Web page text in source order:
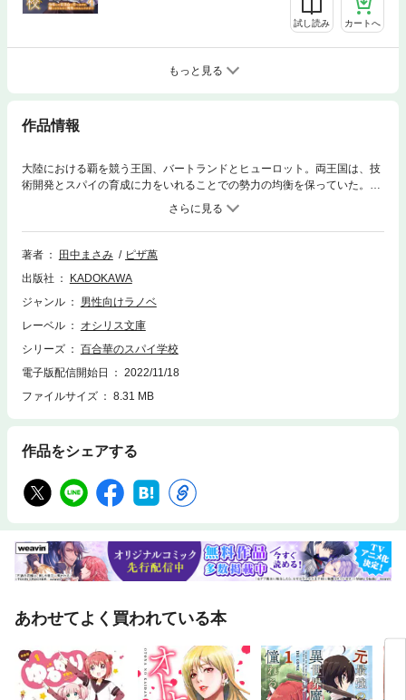
試し読み カートへ
もっと見る
作品情報
大陸における覇を競う王国、バートランドとヒューロット。両王国は、技
術開発とスパイの育成に力をいれることでの勢力の均衡を保っていた。セ
シリア・フィリスは、そんなバートランドの名門スパイ学校に合格した女
子学生だ。憧れている伝説のスパイのように活躍する日を夢見て入学した
セシリアだが、女教師とマンツーマンで行なう個人授業が「快楽に耐える
訓練」と称したちょっと変わったものばかりで――。百合×拘束×スパイ調
著者 田中まさみ
ピザ萬
出版社
KADOKAWA
ジャンル
男性向けラノベ
レーベル
オシリス文庫
シリーズ
百合華のスパイ学校
電子版配信開始日
2022/11/18
ファイルサイズ
8.31 MB
作品をシェアする
あわせてよく買われている本